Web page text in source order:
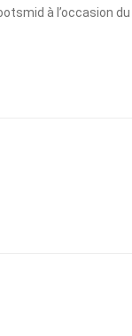
à l’occasion du